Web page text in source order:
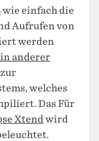
wie einfach die
Aufrufen von
werden
anderer
welches
Das Für
Xtend wird